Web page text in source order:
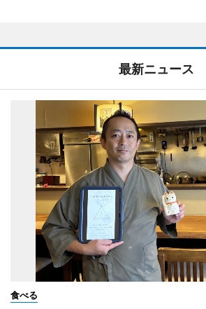
最新ニュース
食べる